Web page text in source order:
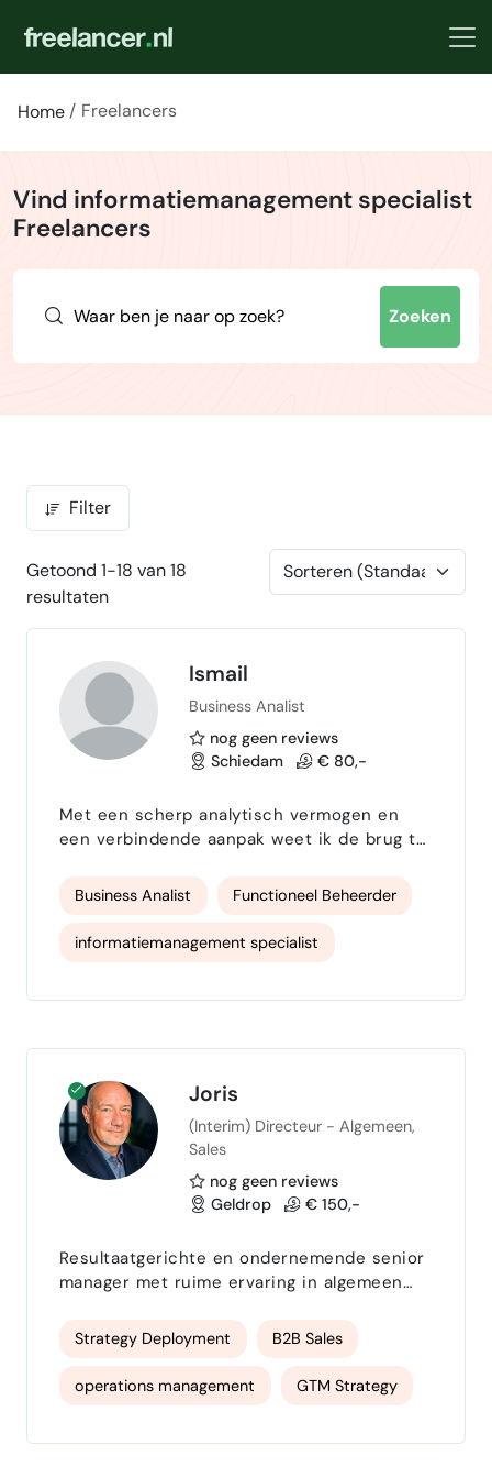
Home Freelancers
Vind informatiemanagement specialist
Freelancers
Zoeken
Filter
Getoond 1-18 van 18
resultaten
Ismail
Business Analist
nog geen reviews
Schiedam
€ 80,-
Met een scherp analytisch vermogen en
een verbindende aanpak weet ik de brug te
heb ervaring met het in kaart brengen,
waarbij ik altijd oog heb voor de mens,
compliance, risicomanagement en de
ligt in het creëren van overzicht, het
Business Analist Functioneel Beheerder
informatiemanagement specialist
Joris
(Interim) Directeur - Algemeen,
Sales
nog geen reviews
Geldrop
€ 150,-
Resultaatgerichte en ondernemende senior
manager met ruime ervaring in algemeen
organisatieontwikkeling. Combineert
strategisch inzicht met een pragmatische,
hands-on aanpak en weet visie effectief te
vertalen naar concrete acties en meetbare
economische en commerciële achtergrond
Strategy Deployment B2B Sales
operations management GTM Strategy